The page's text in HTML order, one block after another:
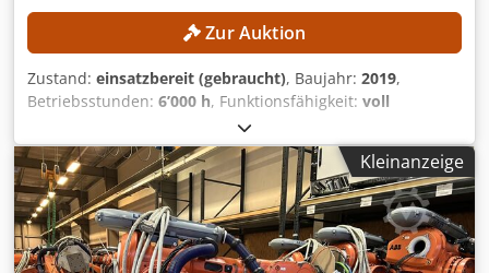
Zur Auktion
Zustand: einsatzbereit (gebraucht), Baujahr: 2019,
Betriebsstunden: 6’000 h, Funktionsfähigkeit: voll
12 kg
1’850 mm, Kein Mindestpreis - garantierter Verkauf zum
höchsten Gebot! Dkodpfxjznh Tfo Apqsr TECHNISCHE
DETAILS Tragkraft: 12 kg Reichweite: 1.850 mm
MASCHINEN-DETAILS Betriebsstunden: 6.000 h
Lieferumfang: Roboter + Steuerung + Schaltschrank +
Flexpendant und ProfiNet I/O Slave Software
Kleinanzeige